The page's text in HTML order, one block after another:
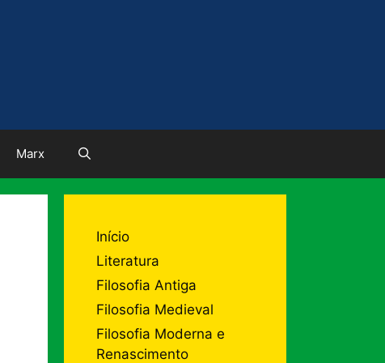
Marx
Início
Literatura
Filosofia Antiga
Filosofia Medieval
Filosofia Moderna e
Renascimento